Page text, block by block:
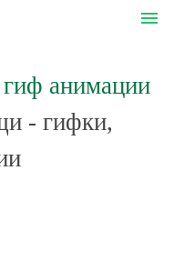
menu
анимации
- гифки,